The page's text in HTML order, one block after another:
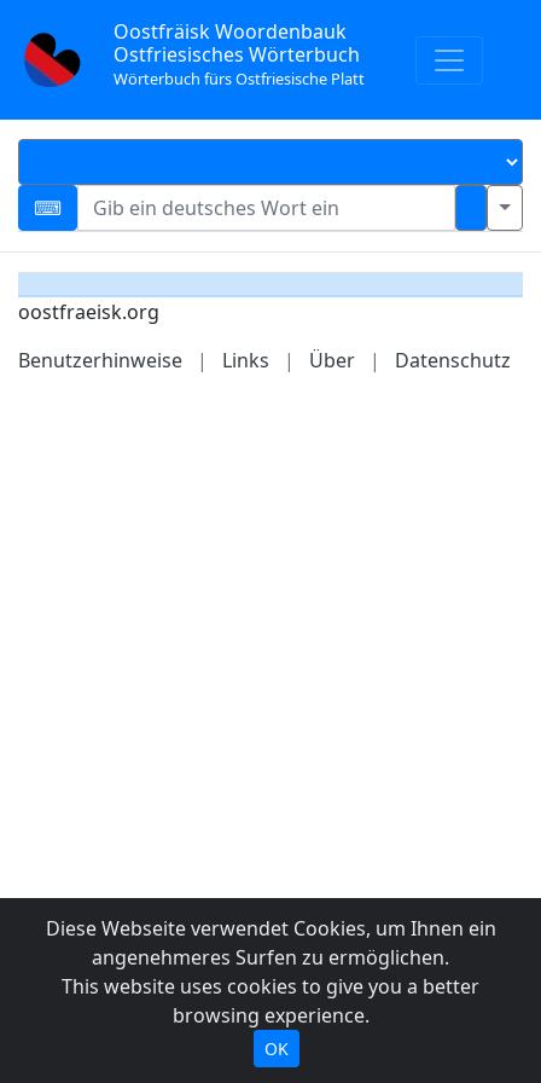
Oostfräisk Woordenbauk
Ostfriesisches Wörterbuch
Wörterbuch fürs Ostfriesische Platt
oostfraeisk.org
Benutzerhinweise
| Links | Über | Datenschutz
Diese Webseite verwendet Cookies, um Ihnen ein
angenehmeres Surfen zu ermöglichen.
This website uses cookies to give you a better
browsing experience.
OK